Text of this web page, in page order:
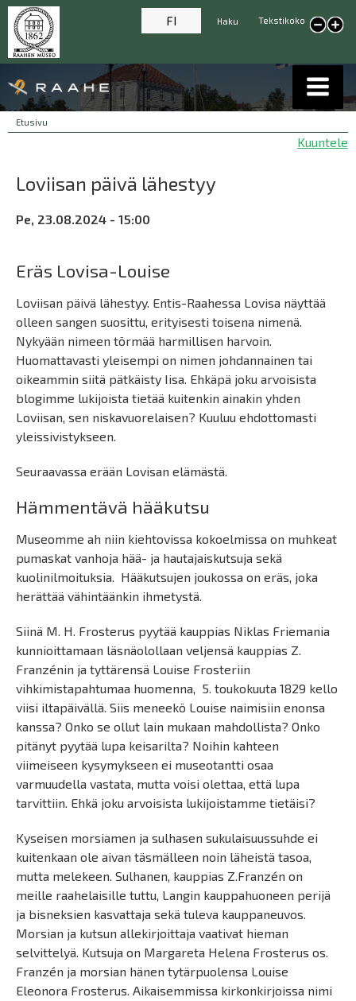
Tekstikoko
Pienennä tekstikokoa
Haku
FI
Breadcrumbs
You
Etusivu
Kuuntele
Loviisan päivä lähestyy
Pe, 23.08.2024 - 15:00
Eräs Lovisa-Louise
Loviisan päivä lähestyy. Entis-Raahessa Lovisa näyttää
olleen sangen suosittu, erityisesti toisena nimenä.
Nykyään nimeen törmää harmillisen harvoin.
Huomattavasti yleisempi on nimen johdannainen tai
oikeammin siitä pätkäisty Iisa. Ehkäpä joku arvoisista
blogimme lukijoista tietää kuitenkin ainakin yhden
Loviisan, sen niskavuorelaisen? Kuuluu ehdottomasti
yleissivistykseen.
Seuraavassa erään Lovisan elämästä.
Hämmentävä hääkutsu
Museomme ah niin kiehtovissa kokoelmissa on muhkeat
pumaskat vanhoja hää- ja hautajaiskutsuja sekä
kuolinilmoituksia. Hääkutsujen joukossa on eräs, joka
herättää vähintäänkin ihmetystä.
Siinä M. H. Frosterus pyytää kauppias Niklas Friemania
kunnioittamaan läsnäolollaan veljensä kauppias Z.
Franzénin ja tyttärensä Louise Frosteriin
vihkimistapahtumaa huomenna, 5. toukokuuta 1829 kello
viisi iltapäivällä. Siis meneekö Louise naimisiin enonsa
kanssa? Onko se ollut lain mukaan mahdollista? Onko
pitänyt pyytää lupa keisarilta? Noihin kahteen
viimeiseen kysymykseen ei museotantti osaa
varmuudella vastata, mutta voisi olettaa, että lupa
tarvittiin. Ehkä joku arvoisista lukijoistamme tietäisi?
Kyseisen morsiamen ja sulhasen sukulaisuussuhde ei
kuitenkaan ole aivan täsmälleen noin läheistä tasoa,
mutta melekeen. Sulhanen, kauppias Z.Franzén on
meille raahelaisille tuttu, Langin kauppahuoneen perijä
ja bisneksien kasvattaja sekä tuleva kauppaneuvos.
Morsian ja kutsun allekirjoittaja vaativat hieman
selvittelyä. Kutsuja on Margareta Helena Frosterus os.
Franzén ja morsian hänen tytärpuolensa Louise
Eleonora Frosterus. Aikaisemmissa kirkonkirjoissa nimi